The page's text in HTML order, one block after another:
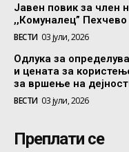
Јавен повик за член
,,Комуналец” Пехчево
ВЕСТИ 03 јули, 2026
Одлука за
и цената за
за вршење на
ВЕСТИ 03 јули, 2026
Преплати се